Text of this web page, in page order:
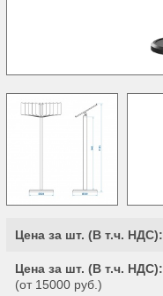
Цена за шт. (В т.ч. НДС):
Цена за шт. (В т.ч. НДС):
(от 15000 руб.)